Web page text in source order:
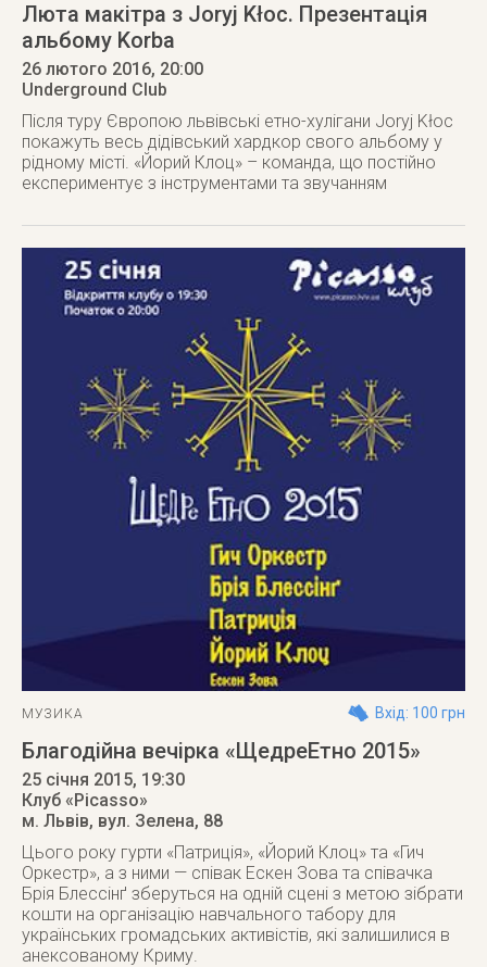
Люта макітра з Joryj Kłoc. Презентація
альбому Korba
26 лютого 2016, 20:00
Underground Club
Після туру Європою львівські етно-хулігани Joryj Kłoc
покажуть весь дідівський хардкор свого альбому у
рідному місті. «Йорий Клоц» – команда, що постійно
експериментує з інструментами та звучанням
МУЗИКА Вхід: 100 грн
Благодійна вечірка «ЩедреЕтно 2015»
25 січня 2015, 19:30
Клуб «Picasso»
м. Львів, вул. Зелена, 88
Цього року гурти «Патриція», «Йорий Клоц» та «Гич
Оркестр», а з ними — співак Ескен Зова та співачка
Брія Блессінґ зберуться на одній сцені з метою зібрати
кошти на організацію навчального табору для
українських громадських активістів, які залишилися в
анексованому Криму.